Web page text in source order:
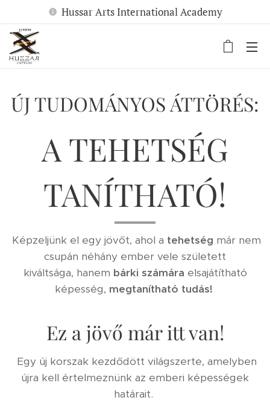
Hussar Arts International Academy
ÚJ TUDOMÁNYOS ÁTTÖRÉS:
A TEHETSÉG
TANÍTHATÓ!
Képzeljünk el egy jövőt, ahol a tehetség már nem
csupán néhány ember vele született
kiváltsága, hanem bárki számára elsajátítható
képesség, megtanítható tudás!
Ez a jövő már itt van!
Egy új korszak kezdődött világszerte, amelyben
újra kell értelmeznünk az emberi képességek
határait.